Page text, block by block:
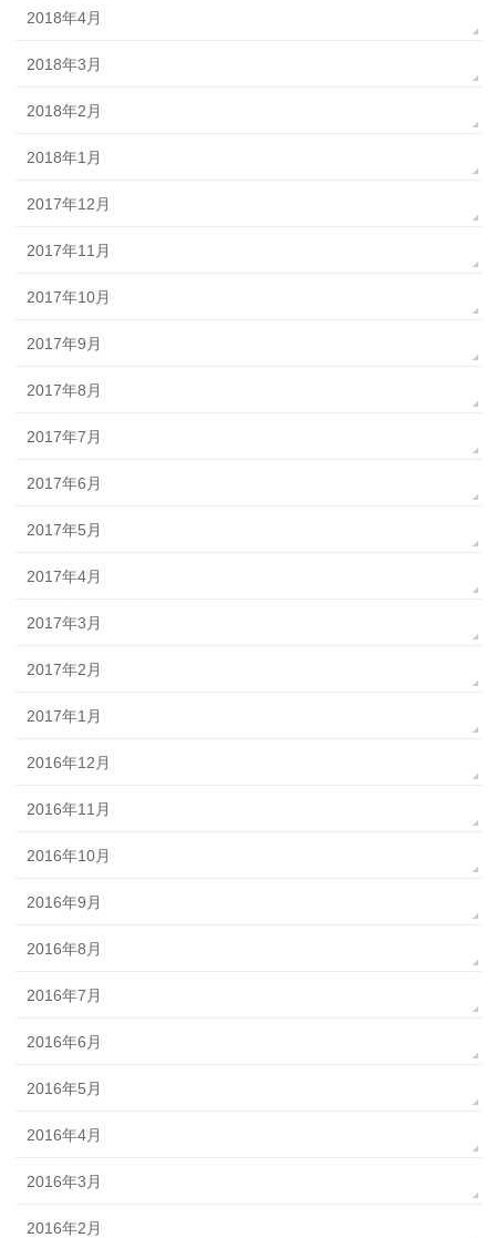
2018年4月
2018年3月
2018年2月
2018年1月
2017年12月
2017年11月
2017年10月
2017年9月
2017年8月
2017年7月
2017年6月
2017年5月
2017年4月
2017年3月
2017年2月
2017年1月
2016年12月
2016年11月
2016年10月
2016年9月
2016年8月
2016年7月
2016年6月
2016年5月
2016年4月
2016年3月
2016年2月